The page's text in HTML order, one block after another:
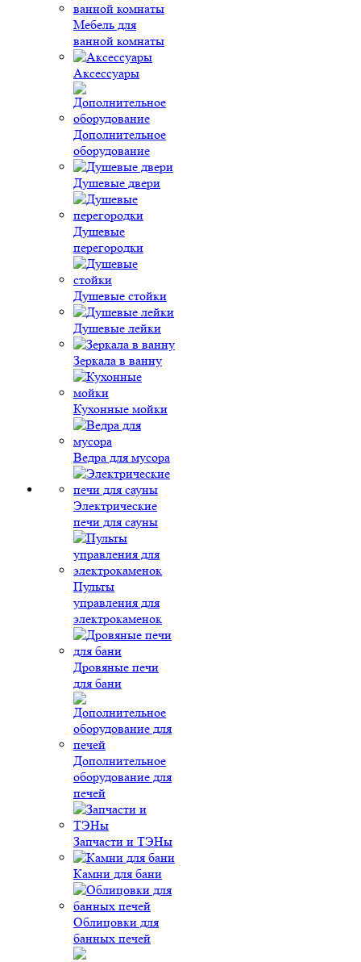
Мебель для
ванной комнаты
Аксессуары
Дополнительное
оборудование
Душевые двери
Душевые
перегородки
Душевые стойки
Душевые лейки
Зеркала в ванну
Кухонные мойки
Ведра для мусора
Электрические
печи для сауны
Пульты
управления для
электрокаменок
Дровяные печи
для бани
Дополнительное
оборудование для
печей
Запчасти и ТЭНы
Камни для бани
Облицовки для
банных печей